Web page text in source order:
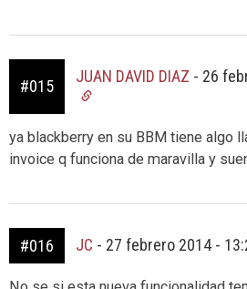
#015
JUAN DAVID DIAZ - 26
ya blackberry en su BBM tiene algo
invoice q funciona de maravilla y
#016 JC - 27 febrero 2014 -